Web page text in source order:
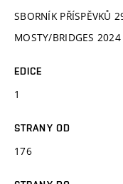
SBORNÍK PŘÍSPĚVKŮ
MOSTY/BRIDGES 2024
EDICE
1
STRANY OD
176